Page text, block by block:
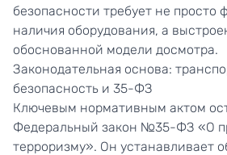
безопасности требует не просто
наличия оборудования, а
обоснованной модели досмотра.
Законодательная основа:
безопасность и 35-ФЗ
Ключевым нормативным актом
Федеральный закон №35-ФЗ «О
терроризму». Он устанавливает